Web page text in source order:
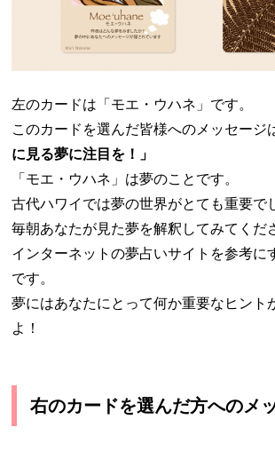
左のカードは「モエ・ウハネ」です。
このカードを選んだ皆様へのメッセージ
に見る夢に注目を！」
「モエ・ウハネ」は夢のことです。
古代ハワイでは夢の世界がとても重要で
毎朝あなたが見た夢を解釈してみてくだ
インターネットの夢占いサイトを参考に
です。
夢にはあなたにとって何か重要なヒント
よ！
右のカードを選んだ方へのメ